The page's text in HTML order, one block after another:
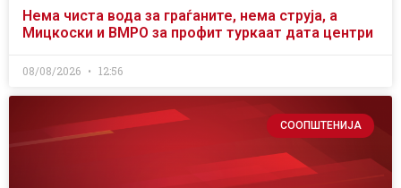
Нема чиста вода за граѓаните, нема струја, а
Мицкоски и ВМРО за профит туркаат дата центри
08/08/2026 12:56
СООПШТЕНИЈА